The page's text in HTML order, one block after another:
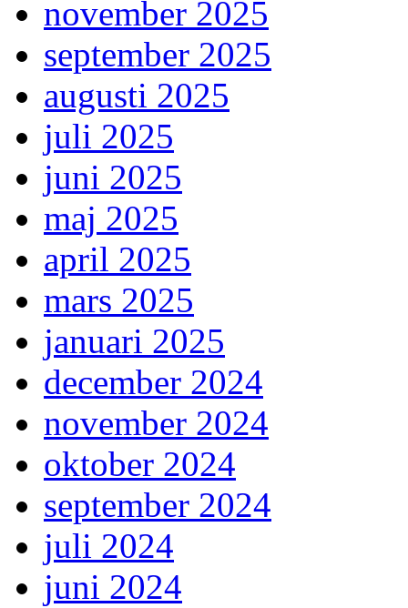
november 2025
september 2025
augusti 2025
juli 2025
juni 2025
maj 2025
april 2025
mars 2025
januari 2025
december 2024
november 2024
oktober 2024
september 2024
juli 2024
juni 2024